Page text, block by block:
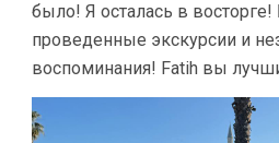
было! Я осталась в
проведенные экскурсии и
воспоминания! Fatih вы